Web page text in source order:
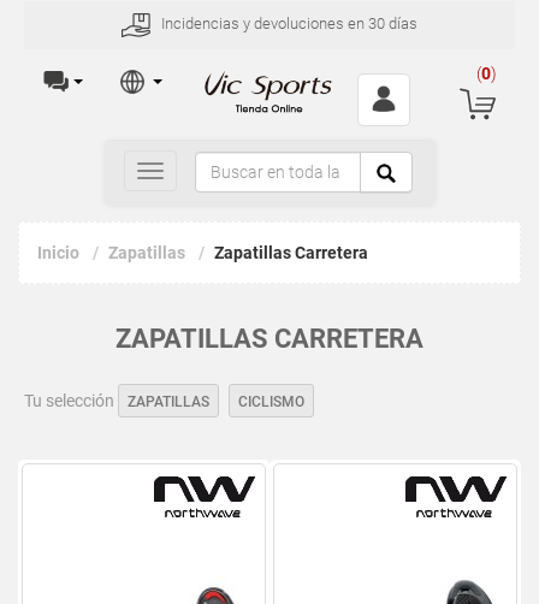
Incidencias y devoluciones en 30 días
(0)
Toggle
navigation
Inicio Zapatillas Zapatillas Carretera
ZAPATILLAS CARRETERA
Tu selección ZAPATILLAS CICLISMO